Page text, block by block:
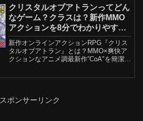
み」となっており、ダメージ自体は変化
しない仕様となりま...
クリスタルオブアトランってどん
なゲーム？クラスは？新作MMO
アクションを8分でわかりやすく
紹介！【PC/PS5/スマホ】
新作オンラインアクションRPG『クリス
タルオブアトラン』とは？MMO×爽快ア
クションなアニメ調最新作”CoA"を簡潔紹
スポンサーリンク